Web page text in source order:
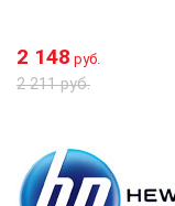
2 148 руб.
2 211 руб.